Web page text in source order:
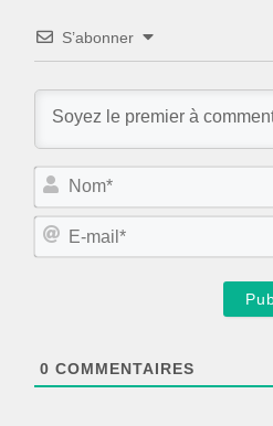
S’abonner
0 COMMENTAIRES